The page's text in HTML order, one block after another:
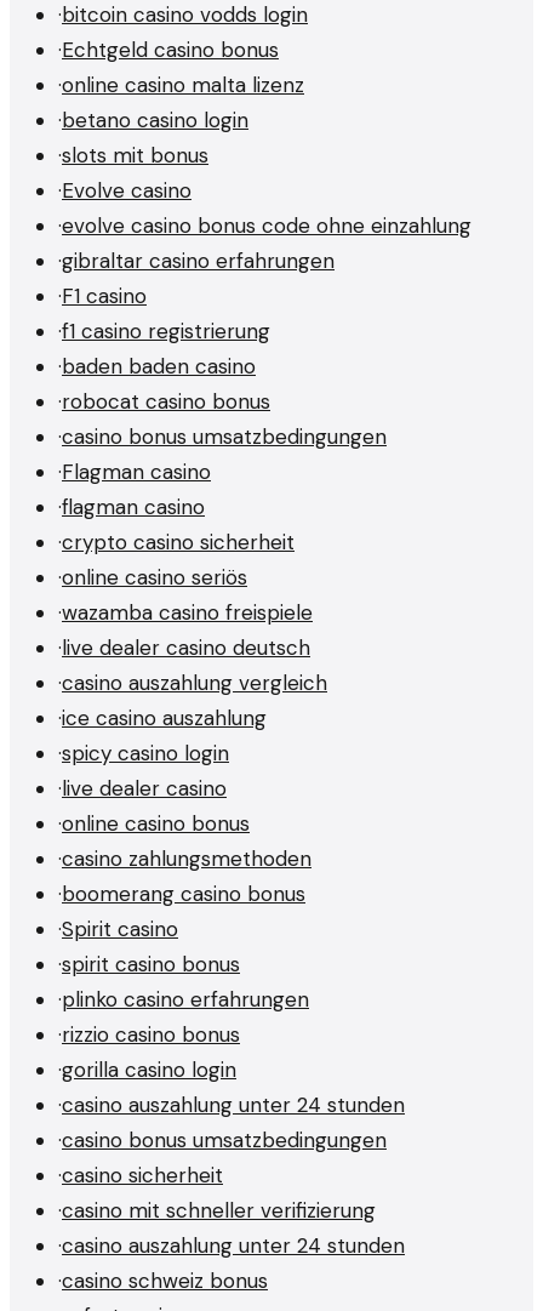
·bitcoin casino vodds login
·Echtgeld casino bonus
·online casino malta lizenz
·betano casino login
·slots mit bonus
·Evolve casino
·evolve casino bonus code ohne einzahlung
·gibraltar casino erfahrungen
·F1 casino
·f1 casino registrierung
·baden baden casino
·robocat casino bonus
·casino bonus umsatzbedingungen
·Flagman casino
·flagman casino
·crypto casino sicherheit
·online casino seriös
·wazamba casino freispiele
·live dealer casino deutsch
·casino auszahlung vergleich
·ice casino auszahlung
·spicy casino login
·live dealer casino
·online casino bonus
·casino zahlungsmethoden
·boomerang casino bonus
·Spirit casino
·spirit casino bonus
·plinko casino erfahrungen
·rizzio casino bonus
·gorilla casino login
·casino auszahlung unter 24 stunden
·casino bonus umsatzbedingungen
·casino sicherheit
·casino mit schneller verifizierung
·casino auszahlung unter 24 stunden
·casino schweiz bonus